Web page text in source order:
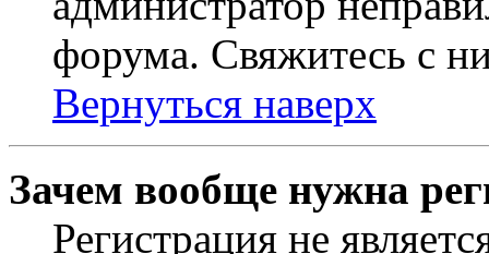
форума. Свяжитесь с
Вернуться наверх
Зачем вообще нужна
Регистрация не